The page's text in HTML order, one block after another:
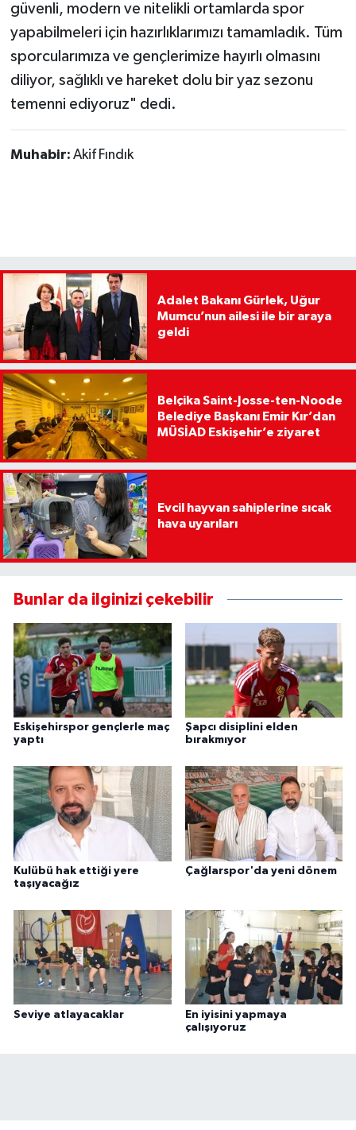
güvenli, modern ve nitelikli ortamlarda spor
yapabilmeleri için hazırlıklarımızı tamamladık. Tüm
sporcularımıza ve gençlerimize hayırlı olmasını
diliyor, sağlıklı ve hareket dolu bir yaz sezonu
temenni ediyoruz" dedi.
Muhabir: Akif Fındık
Adalet Bakanı Gürlek, Uğur
Mumcu’nun ailesi ile bir araya
geldi
Belçika Saint-Josse-ten-Noode
Belediye Başkanı Emir Kır’dan
MÜSİAD Eskişehir’e ziyaret
Evcil hayvan sahiplerine sıcak
hava uyarıları
Bunlar da ilginizi çekebilir
Eskişehirspor gençlerle maç
yaptı
Şapcı disiplini elden
bırakmıyor
Kulübü hak ettiği yere
taşıyacağız
Çağlarspor'da yeni dönem
Seviye atlayacaklar
En iyisini yapmaya
çalışıyoruz